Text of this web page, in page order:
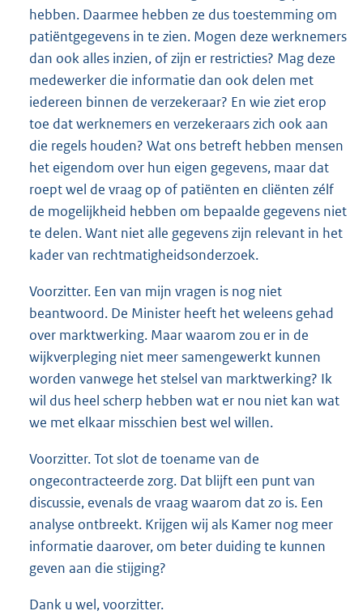
hebben. Daarmee hebben ze dus toestemming om
patiëntgegevens in te zien. Mogen deze werknemers
dan ook alles inzien, of zijn er restricties? Mag deze
medewerker die informatie dan ook delen met
iedereen binnen de verzekeraar? En wie ziet erop
toe dat werknemers en verzekeraars zich ook aan
die regels houden? Wat ons betreft hebben mensen
het eigendom over hun eigen gegevens, maar dat
roept wel de vraag op of patiënten en cliënten zélf
de mogelijkheid hebben om bepaalde gegevens niet
te delen. Want niet alle gegevens zijn relevant in het
kader van rechtmatigheidsonderzoek.
Voorzitter. Een van mijn vragen is nog niet
beantwoord. De Minister heeft het weleens gehad
over marktwerking. Maar waarom zou er in de
wijkverpleging niet meer samengewerkt kunnen
worden vanwege het stelsel van marktwerking? Ik
wil dus heel scherp hebben wat er nou niet kan wat
we met elkaar misschien best wel willen.
Voorzitter. Tot slot de toename van de
ongecontracteerde zorg. Dat blijft een punt van
discussie, evenals de vraag waarom dat zo is. Een
analyse ontbreekt. Krijgen wij als Kamer nog meer
informatie daarover, om beter duiding te kunnen
geven aan die stijging?
Dank u wel, voorzitter.